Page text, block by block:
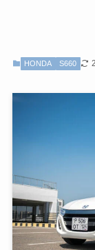
HONDA S660